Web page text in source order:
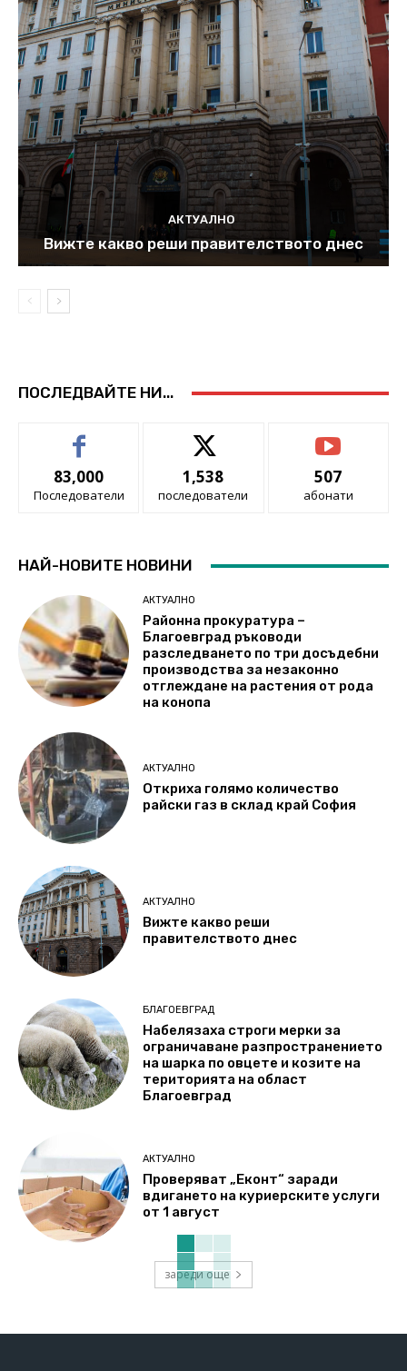
АКТУАЛНО
Вижте какво реши правителството днес
ПОСЛЕДВАЙТЕ НИ...
83,000
Последователи
1,538
последователи
507
абонати
НАЙ-НОВИТЕ НОВИНИ
АКТУАЛНО
Районна прокуратура –
Благоевград ръководи
разследването по три досъдебни
производства за незаконно
отглеждане на растения от рода
на конопа
АКТУАЛНО
Откриха голямо количество
райски газ в склад край София
АКТУАЛНО
Вижте какво реши
правителството днес
БЛАГОЕВГРАД
Набелязаха строги мерки за
ограничаване разпространението
на шарка по овцете и козите на
територията на област
Благоевград
АКТУАЛНО
Проверяват „Еконт“ заради
вдигането на куриерските услуги
от 1 август
зареди още